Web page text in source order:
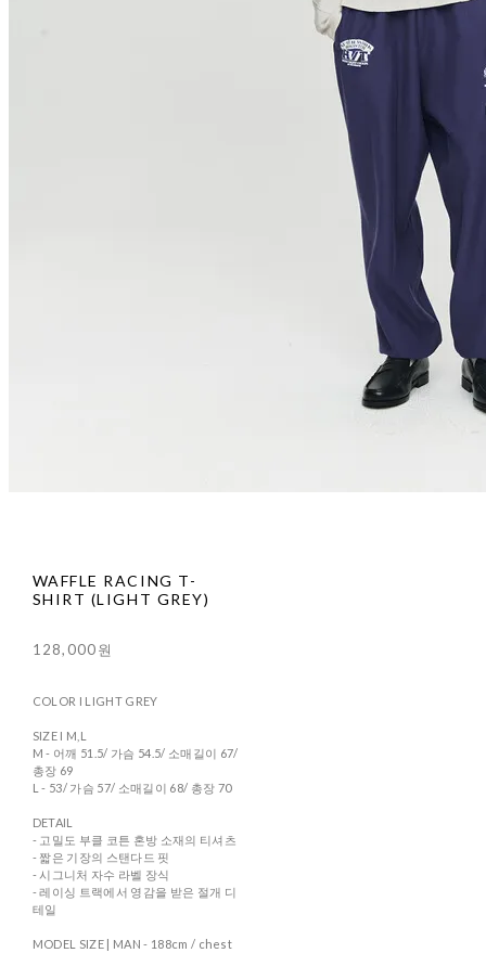
WAFFLE RACING T-
SHIRT (LIGHT GREY)
128,000원
COLOR I LIGHT GREY
SIZE I M,L
M - 어깨 51.5/ 가슴 54.5/ 소매길이 67/
총장 69
L - 53/ 가슴 57/ 소매길이 68/ 총장 70
DETAIL
- 고밀도 부클 코튼 혼방 소재의 티셔츠
- 짧은 기장의 스탠다드 핏
- 시그니처 자수 라벨 장식
- 레이싱 트랙에서 영감을 받은 절개 디
테일
MODEL SIZE | MAN - 188cm / chest